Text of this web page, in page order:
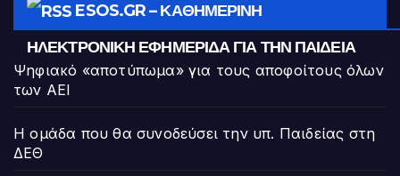
ESOS.GR – ΚΑΘΗΜΕΡΙΝΉ
ΗΛΕΚΤΡΟΝΙΚΉ ΕΦΗΜΕΡΊΔΑ ΓΙΑ ΤΗΝ ΠΑΙΔΕΊΑ
Ψηφιακό «αποτύπωμα» για τους αποφοίτους όλων
των ΑΕΙ
Η ομάδα που θα συνοδεύσει την υπ. Παιδείας στη
ΔΕΘ